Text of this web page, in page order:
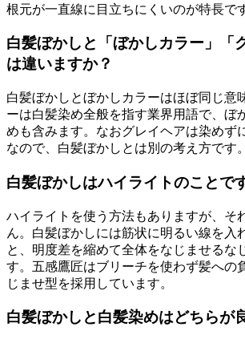
根元が一直線に目立ちにくいのが特長で
白髪ぼかしと「ぼかしカラー」「
は違いますか？
白髪ぼかしとぼかしカラーはほぼ同じ意
ーは白髪染め全般を指す業界用語で、ぼ
めも含みます。なおグレイヘアは染めず
なので、白髪ぼかしとは別の考え方です。
白髪ぼかしはハイライトのことで
ハイライトを使う方法もありますが、そ
ん。白髪ぼかしには筋状に明るい線を入
と、明度差を縮めて全体をなじませるな
す。五感鷹匠はブリーチを使わず髪への
じませ型を採用しています。
白髪ぼかしと白髪染めはどちらが